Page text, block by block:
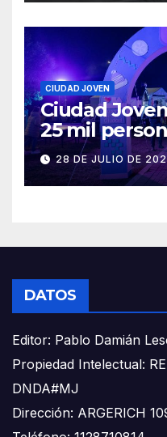
CIUDAD JOVEN
Ciudad
25 mil
28 DE JULIO DE
DATOS
Editor: Pablo Damián
Propiedad Intelectual:
DNDA#MJ
Dirección: ARGERICH